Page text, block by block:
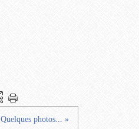
Quelques photos... »